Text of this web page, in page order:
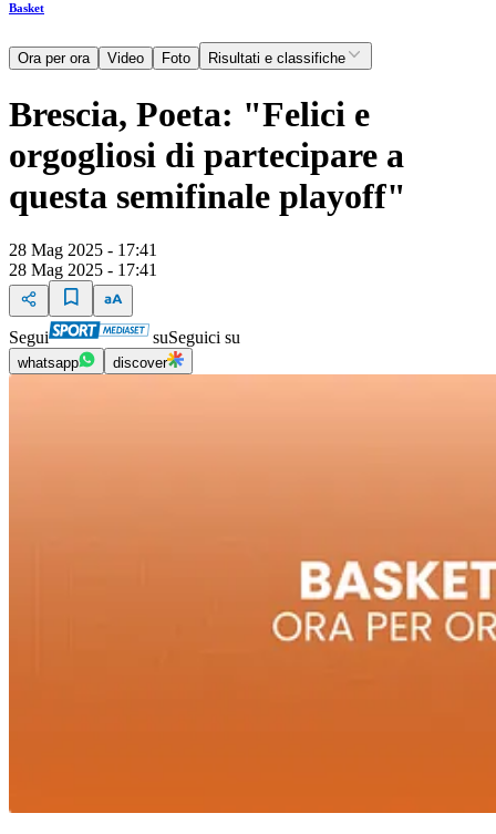
Basket
Ora per ora Video Foto Risultati e classifiche
Brescia, Poeta: "Felici e
orgogliosi di partecipare a
questa semifinale playoff"
28 Mag 2025 - 17:41
28 Mag 2025 - 17:41
Segui suSeguici su
whatsapp discover